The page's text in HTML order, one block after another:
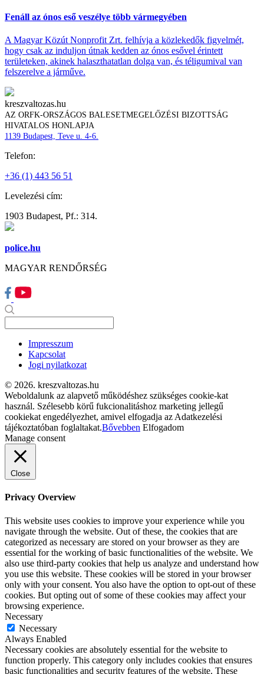
Fenáll az ónos eső veszélye több vármegyében
A Magyar Közút Nonprofit Zrt. felhívja a közlekedők figyelmét,
hogy csak az induljon útnak kedden az ónos esővel érintett
területeken, akinek halaszthatatlan dolga van, és téligumival van
felszerelve a járműve.
kreszvaltozas.hu
AZ ORFK-ORSZÁGOS BALESETMEGELŐZÉSI BIZOTTSÁG
HIVATALOS HONLAPJA
1139 Budapest, Teve u. 4-6.
Telefon:
+36 (1) 443 56 51
Levelezési cím:
1903 Budapest, Pf.: 314.
police.hu
MAGYAR RENDŐRSÉG
Impresszum
Kapcsolat
Jogi nyilatkozat
© 2026. kreszvaltozas.hu
Weboldalunk az alapvető működéshez szükséges cookie-kat
használ. Szélesebb körű fukcionalitáshoz marketing jellegű
cookiekat engedélyezhet, amivel elfogadja az Adatkezelési
tájékoztatóban foglaltakat.Bővebben Elfogadom
Manage consent
Close
Privacy Overview
This website uses cookies to improve your experience while you
navigate through the website. Out of these, the cookies that are
categorized as necessary are stored on your browser as they are
essential for the working of basic functionalities of the website. We
also use third-party cookies that help us analyze and understand how
you use this website. These cookies will be stored in your browser
only with your consent. You also have the option to opt-out of these
cookies. But opting out of some of these cookies may affect your
browsing experience.
Necessary
Necessary
Always Enabled
Necessary cookies are absolutely essential for the website to
function properly. This category only includes cookies that ensures
basic functionalities and security features of the website. These